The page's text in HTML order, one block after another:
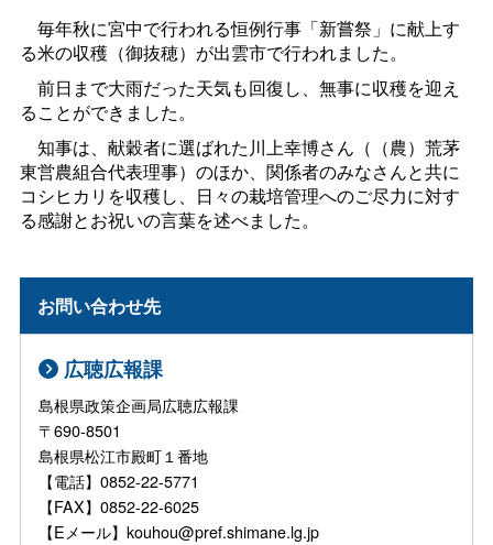
毎年秋に宮中で行われる恒例行事「新嘗祭」に献上す
る米の収穫（御抜穂）が出雲市で行われました。
前日まで大雨だった天気も回復し、無事に収穫を迎え
ることができました。
知事は、献穀者に選ばれた川上幸博さん（（農）荒茅
東営農組合代表理事）のほか、関係者のみなさんと共に
コシヒカリを収穫し、日々の栽培管理へのご尽力に対す
る感謝とお祝いの言葉を述べました。
お問い合わせ先
広聴広報課
島根県政策企画局広聴広報課
〒690-8501
島根県松江市殿町１番地
【電話】0852-22-5771
【FAX】0852-22-6025
【Eメール】kouhou@pref.shimane.lg.jp